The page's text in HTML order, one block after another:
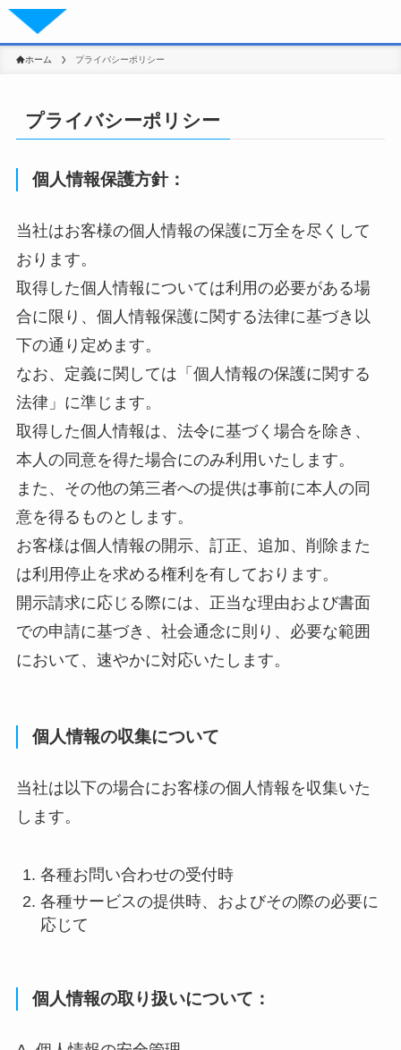
ホーム プライバシーポリシー
プライバシーポリシー
個人情報保護方針：
当社はお客様の個人情報の保護に万全を尽くして
おります。
取得した個人情報については利用の必要がある場
合に限り、個人情報保護に関する法律に基づき以
下の通り定めます。
なお、定義に関しては「個人情報の保護に関する
法律」に準じます。
取得した個人情報は、法令に基づく場合を除き、
本人の同意を得た場合にのみ利用いたします。
また、その他の第三者への提供は事前に本人の同
意を得るものとします。
お客様は個人情報の開示、訂正、追加、削除また
は利用停止を求める権利を有しております。
開示請求に応じる際には、正当な理由および書面
での申請に基づき、社会通念に則り、必要な範囲
において、速やかに対応いたします。
個人情報の収集について
当社は以下の場合にお客様の個人情報を収集いた
します。
各種お問い合わせの受付時
各種サービスの提供時、およびその際の必要に
応じて
個人情報の取り扱いについて：